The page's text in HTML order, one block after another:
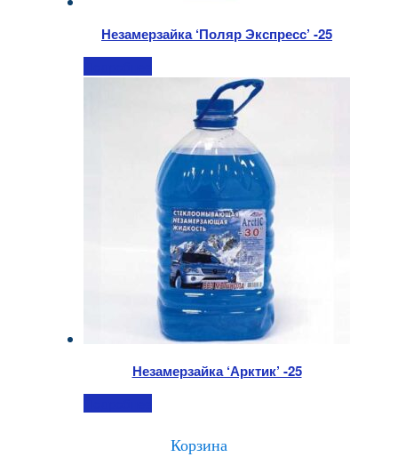
Незамерзайка ‘Поляр Экспресс’ -25
Незамерзайка ‘Арктик’ -25
Корзина